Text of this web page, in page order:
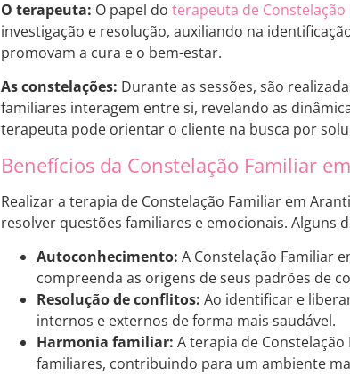
O terapeuta: O papel do terapeuta de Constelação
investigação e resolução, auxiliando na
promovam a cura e o bem-estar.
As constelações: Durante as sessões, são
familiares interagem entre si, revelando as
terapeuta pode orientar o cliente na busca por
Benefícios da Constelação Familiar
Realizar a terapia de Constelação Familiar em
resolver questões familiares e emocionais. Alguns
Autoconhecimento: A Constelação Familiar
compreenda as origens de seus padrões de
Resolução de conflitos: Ao identificar e
internos e externos de forma mais saudável.
Harmonia familiar: A terapia de
familiares, contribuindo para um ambiente